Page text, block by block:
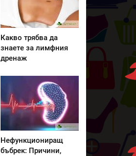
Какво трябва да
знаете за лимфния
дренаж
Нефункциониращ
бъбрек: Причини,